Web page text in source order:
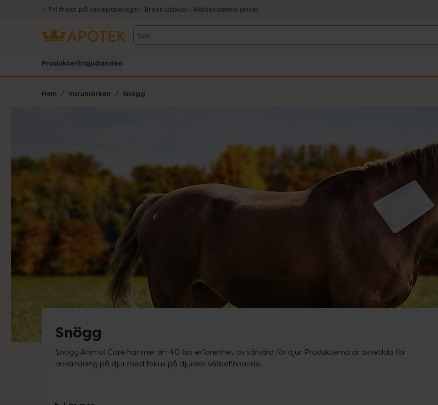
Fri frakt på receptbelagt Brett utbud Hälsosamma priser
Sök
ProdukterErbjudanden
Hem Varumärken Snögg
Snögg
Snögg Animal Care har mer än 40 års erfarenhet av sårvård för djur. Produkterna är avsedda för
användning på djur med fokus på djurens välbefinnande.